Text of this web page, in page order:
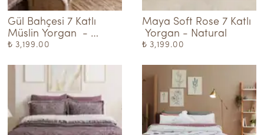
Gül Bahçesi 7 Katlı
Müslin Yorgan  -
PEMBE-KREM
₺ 3,199.00
Maya Soft Rose 7 Katlı
Yorgan - Natural
₺ 3,199.00